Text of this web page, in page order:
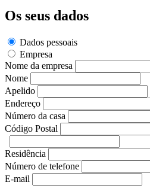
Os seus dados
Dados pessoais
Empresa
Nome da empresa
Nome
Apelido
Endereço
Número da casa
Código Postal
Residência
Número de telefone
E-mail